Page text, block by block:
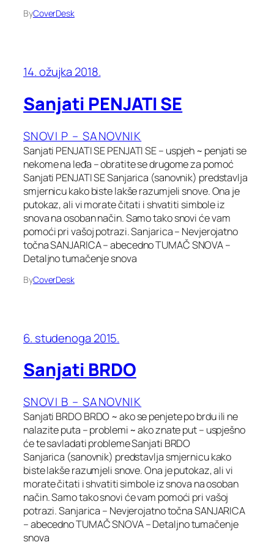
ByCoverDesk
14. ožujka 2018.
Sanjati PENJATI SE
SNOVI P – SANOVNIK
Sanjati PENJATI SE PENJATI SE – uspjeh ~ penjati se
nekome na leđa – obratite se drugome za pomoć
Sanjati PENJATI SE Sanjarica (sanovnik) predstavlja
smjernicu kako biste lakše razumjeli snove. Ona je
putokaz, ali vi morate čitati i shvatiti simbole iz
snova na osoban način. Samo tako snovi će vam
pomoći pri vašoj potrazi. Sanjarica – Nevjerojatno
točna SANJARICA – abecedno TUMAČ SNOVA –
Detaljno tumačenje snova
ByCoverDesk
6. studenoga 2015.
Sanjati BRDO
SNOVI B – SANOVNIK
Sanjati BRDO BRDO ~ ako se penjete po brdu ili ne
nalazite puta – problemi ~ ako znate put – uspješno
će te savladati probleme Sanjati BRDO
Sanjarica (sanovnik) predstavlja smjernicu kako
biste lakše razumjeli snove. Ona je putokaz, ali vi
morate čitati i shvatiti simbole iz snova na osoban
način. Samo tako snovi će vam pomoći pri vašoj
potrazi. Sanjarica – Nevjerojatno točna SANJARICA
– abecedno TUMAČ SNOVA – Detaljno tumačenje
snova